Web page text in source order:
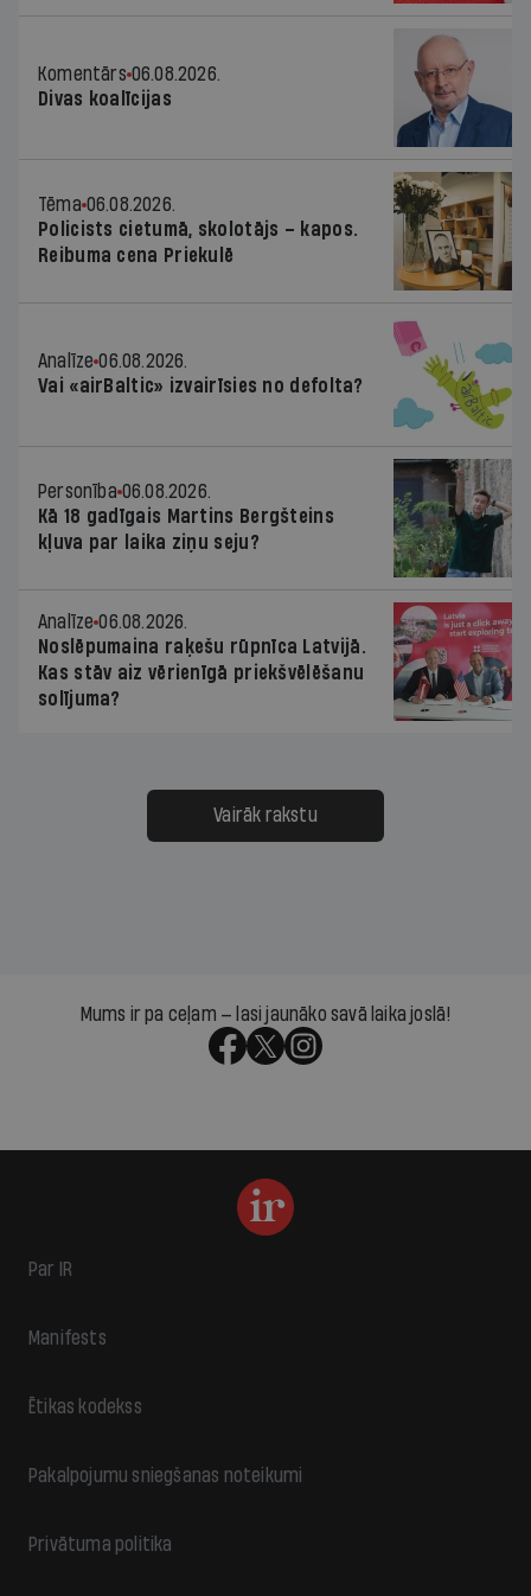
Komentārs 06.08.2026.
Divas koalīcijas
Tēma 06.08.2026.
Policists cietumā, skolotājs – kapos.
Reibuma cena Priekulē
Analīze 06.08.2026.
Vai «airBaltic» izvairīsies no defolta?
Personība 06.08.2026.
Kā 18 gadīgais Martins Bergšteins
kļuva par laika ziņu seju?
Analīze 06.08.2026.
Noslēpumaina raķešu rūpnīca Latvijā.
Kas stāv aiz vērienīgā priekšvēlēšanu
solījuma?
Vairāk rakstu
Mums ir pa ceļam — lasi jaunāko savā laika joslā!
Par IR
Manifests
Ētikas kodekss
Pakalpojumu sniegšanas noteikumi
Privātuma politika